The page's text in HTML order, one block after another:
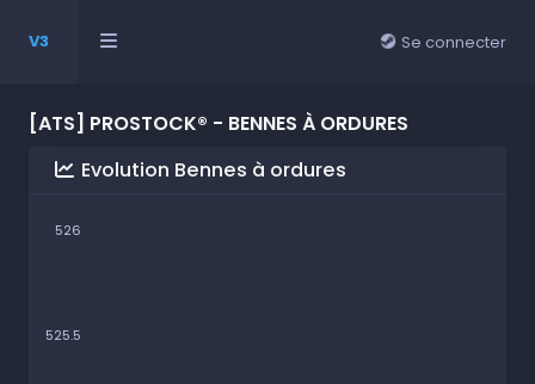
V3 Se connecter
[ATS] PROSTOCK® - BENNES À ORDURES
Evolution Bennes à ordures
526
525.5